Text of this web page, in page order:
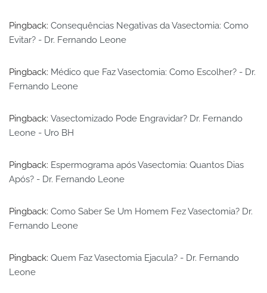
Pingback: Consequências Negativas da Vasectomia: Como
Evitar? - Dr. Fernando Leone
Pingback: Médico que Faz Vasectomia: Como Escolher? - Dr.
Fernando Leone
Pingback: Vasectomizado Pode Engravidar? Dr. Fernando
Leone - Uro BH
Pingback: Espermograma após Vasectomia: Quantos Dias
Após? - Dr. Fernando Leone
Pingback: Como Saber Se Um Homem Fez Vasectomia? Dr.
Fernando Leone
Pingback: Quem Faz Vasectomia Ejacula? - Dr. Fernando
Leone